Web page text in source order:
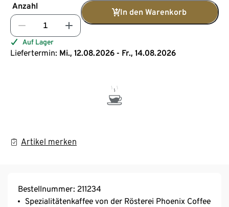
Anzahl
In den Warenkorb
Auf Lager
Liefertermin: Mi., 12.08.2026 - Fr., 14.08.2026
Artikel merken
Bestellnummer: 211234
Spezialitätenkaffee von der Rösterei Phoenix Coffee